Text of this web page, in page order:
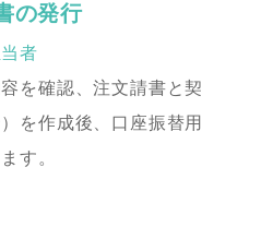
の発行
者
を確認、注文請書と契
を作成後、 口座振替用
す。